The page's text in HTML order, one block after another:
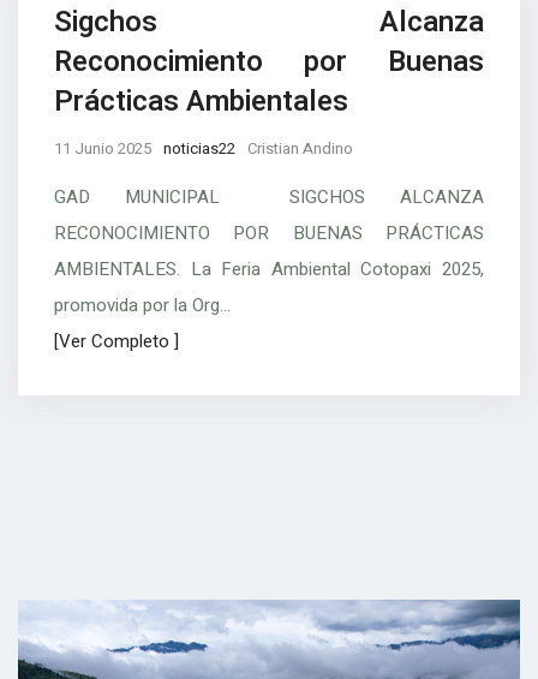
Sigchos Alcanza
Reconocimiento por Buenas
Prácticas Ambientales
11 Junio 2025 noticias22 Cristian Andino
GAD MUNICIPAL SIGCHOS ALCANZA
RECONOCIMIENTO POR BUENAS PRÁCTICAS
AMBIENTALES. La Feria Ambiental Cotopaxi 2025,
promovida por la Org...
[Ver Completo ]